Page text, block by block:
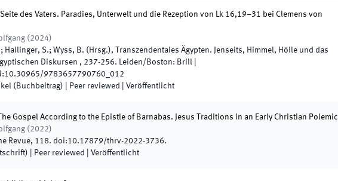
des Vaters. Paradies, Unterwelt und die Rezeption von Lk 16,19–31 bei Clemens von
( 2024)
Hallinger, S.; Wyss, B. ( Hrsg.),
Transzendentales Ägypten. Jenseits, Himmel, Hölle und das
Diskursen , 237-256. Leiden/Boston: Brill |
10.30965/9783657790760_012
(Buchbeitrag) | Peer reviewed Veröffentlicht
Gospel According to the Epistle of Barnabas. Jesus Traditions in an Early Christian Polemic
( 2022)
Revue, 118. doi:10.17879/thrv-2022-3736.
| Peer reviewed Veröffentlicht